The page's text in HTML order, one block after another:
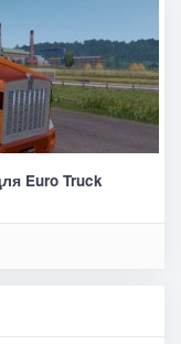
Euro Truck